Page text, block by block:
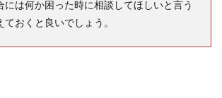
には何か困った時に相談してほしいと言う
ておくと良いでしょう。